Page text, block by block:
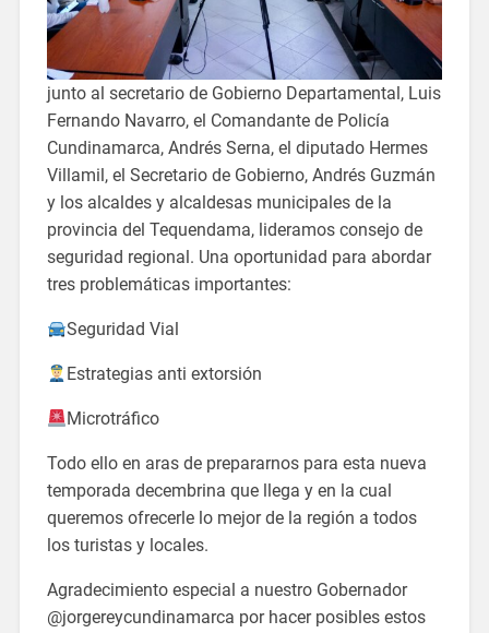
junto al secretario de Gobierno Departamental, Luis
Fernando Navarro, el Comandante de Policía
Cundinamarca, Andrés Serna, el diputado Hermes
Villamil, el Secretario de Gobierno, Andrés Guzmán
y los alcaldes y alcaldesas municipales de la
provincia del Tequendama, lideramos consejo de
seguridad regional. Una oportunidad para abordar
tres problemáticas importantes:
Seguridad Vial
Estrategias anti extorsión
Microtráfico
Todo ello en aras de prepararnos para esta nueva
temporada decembrina que llega y en la cual
queremos ofrecerle lo mejor de la región a todos
los turistas y locales.
Agradecimiento especial a nuestro Gobernador
@jorgereycundinamarca por hacer posibles estos